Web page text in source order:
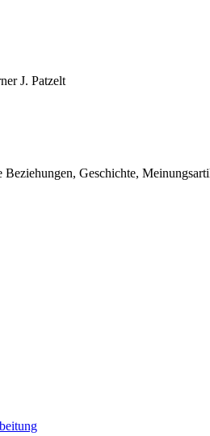
J. Patzelt
Geschichte,